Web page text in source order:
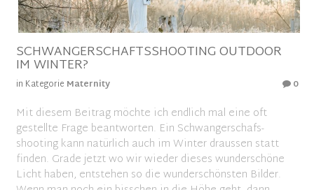
SCHWANGERSCHAFTSSHOOTING OUTDOOR
IM WINTER?
in Kategorie Maternity 0
Mit diesem Beitrag möchte ich endlich mal eine oft
gestellte Frage beantworten. Ein Schwangerschafs-
shooting kann natürlich auch im Winter draussen statt
finden. Grade jetzt wo wir wieder dieses wunderschöne
Licht haben, entstehen so die wunderschönsten Bilder.